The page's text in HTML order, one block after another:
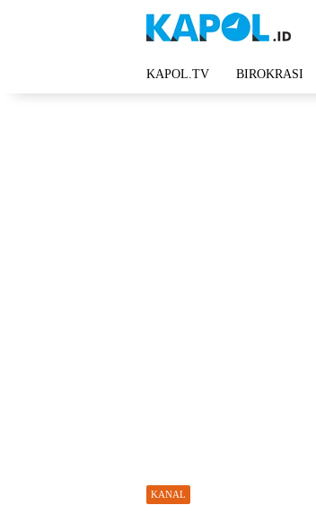
KAPOL.TV BIROKRASI
KANAL